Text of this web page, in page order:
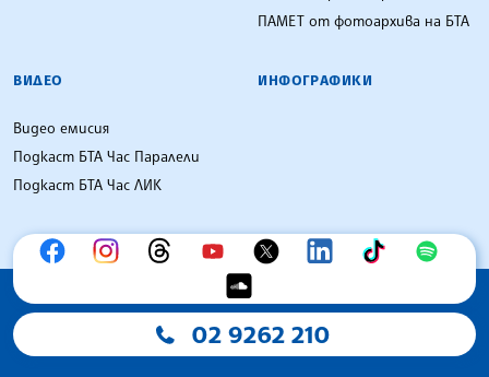
ПАМЕТ от фотоархива на БТА
ВИДЕО
Видео емисия
Подкаст БТА Час Паралели
Подкаст БТА Час ЛИК
ИНФОГРАФИКИ
02 9262 210